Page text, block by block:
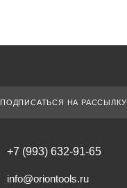
ПОДПИСАТЬСЯ НА РАССЫЛКУ
+7 (993) 632-91-65
info@oriontools.ru